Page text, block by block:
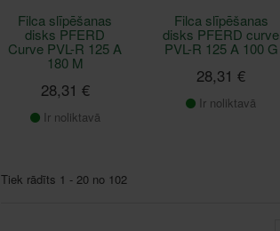
Filca slīpēšanas
disks PFERD
Curve PVL-R 125 A
180 M
28,31 €
Ir noliktavā
Filca slīpēšanas
disks PFERD curve
PVL-R 125 A 100 G
28,31 €
Ir noliktavā
Tiek rādīts 1 - 20 no 102